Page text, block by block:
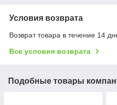
Условия возврата
Возврат товара в течение 14
Все условия возврата
Подобные товары